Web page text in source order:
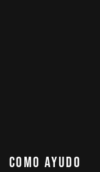
Como Ayudo